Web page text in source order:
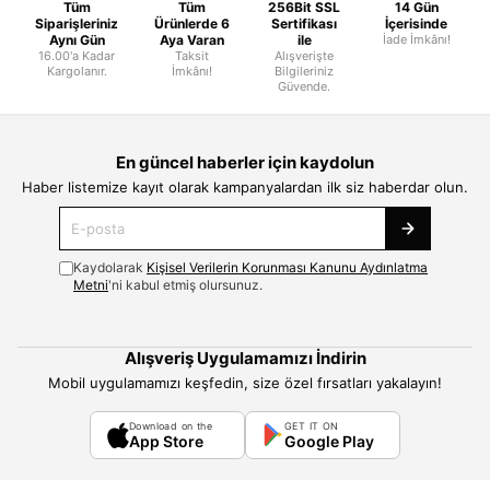
Tüm
Siparişleriniz
Aynı Gün
16.00'a Kadar
Kargolanır.
Tüm
Ürünlerde 6
Aya Varan
Taksit
İmkânı!
256Bit SSL
Sertifikası
ile
Alışverişte
Bilgileriniz
Güvende.
14 Gün
İçerisinde
İade İmkânı!
En güncel haberler için kaydolun
Haber listemize kayıt olarak kampanyalardan ilk siz haberdar olun.
Kaydolarak Kişisel Verilerin Korunması Kanunu Aydınlatma
Metni'ni kabul etmiş olursunuz.
Alışveriş Uygulamamızı İndirin
Mobil uygulamamızı keşfedin, size özel fırsatları yakalayın!
Download on the
App Store
GET IT ON
Google Play